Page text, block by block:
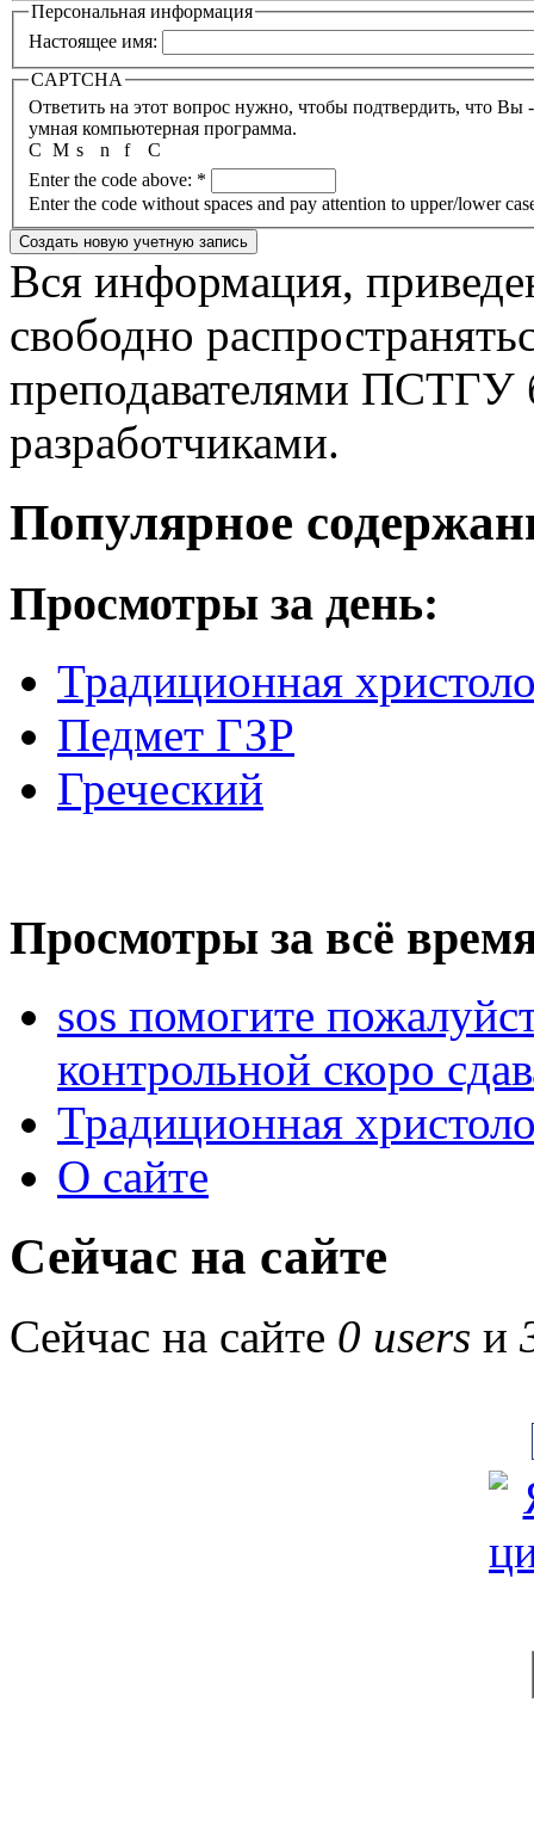
Персональная информация
Настоящее имя:
CAPTCHA
Ответить на этот вопрос нужно, чтобы подтвердить, что
умная компьютерная программа.
C M s f C
n
Enter the code above: *
Enter the code without spaces and pay attention to upper/lower
Вся информация,
свободно
преподавателями ПСТГУ
разработчиками.
Популярное
Просмотры за день:
Традиционная
Педмет ГЗР
Греческий
Просмотры за всё
sos помогите
контрольной скоро
Традиционная
О сайте
Сейчас на сайте
Сейчас на сайте 0 users и